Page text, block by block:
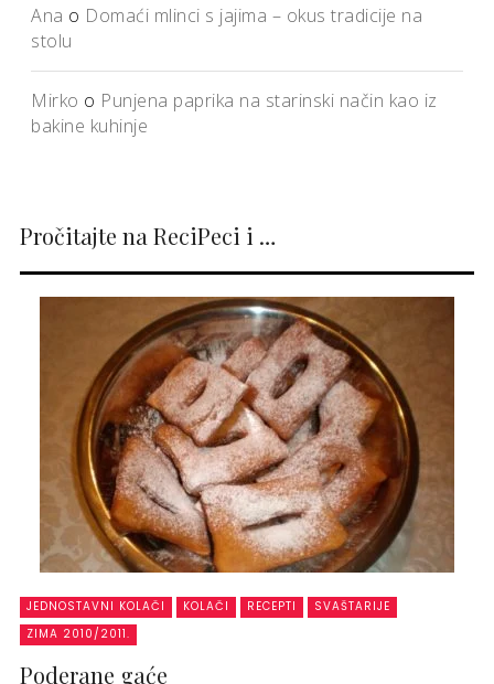
Ana o Domaći mlinci s jajima – okus tradicije na
stolu
Mirko o Punjena paprika na starinski način kao iz
bakine kuhinje
Pročitajte na ReciPeci i …
JEDNOSTAVNI KOLAČI KOLAČI RECEPTI
SVAŠTARIJE
ZIMA 2010/2011.
Poderane gaće